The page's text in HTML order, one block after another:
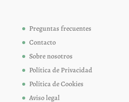
Preguntas frecuentes
Contacto
Sobre nosotros
Política de Privacidad
Política de Cookies
Aviso legal